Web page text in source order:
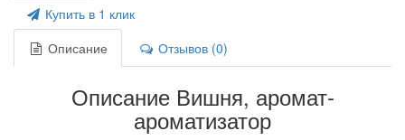
Купить в 1 клик
Описание
Отзывов (0)
Описание Вишня, аромат-
ароматизатор